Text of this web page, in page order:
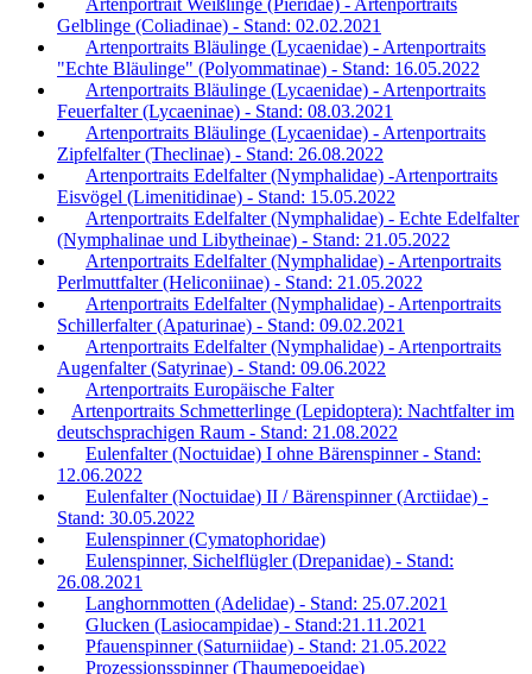
Gelblinge (Coliadinae) - Stand: 02.02.2021
Artenportraits Bläulinge (Lycaenidae) - Artenportraits
"Echte Bläulinge" (Polyommatinae) - Stand: 16.05.2022
Artenportraits Bläulinge (Lycaenidae) - Artenportraits
Feuerfalter (Lycaeninae) - Stand: 08.03.2021
Artenportraits Bläulinge (Lycaenidae) - Artenportraits
Zipfelfalter (Theclinae) - Stand: 26.08.2022
Artenportraits Edelfalter (Nymphalidae) -Artenportraits
Eisvögel (Limenitidinae) - Stand: 15.05.2022
Artenportraits Edelfalter (Nymphalidae) - Echte Edelfalter
(Nymphalinae und Libytheinae) - Stand: 21.05.2022
Artenportraits Edelfalter (Nymphalidae) - Artenportraits
Perlmuttfalter (Heliconiinae) - Stand: 21.05.2022
Artenportraits Edelfalter (Nymphalidae) - Artenportraits
Schillerfalter (Apaturinae) - Stand: 09.02.2021
Artenportraits Edelfalter (Nymphalidae) - Artenportraits
Augenfalter (Satyrinae) - Stand: 09.06.2022
Artenportraits Europäische Falter
Artenportraits Schmetterlinge (Lepidoptera): Nachtfalter im
deutschsprachigen Raum - Stand: 21.08.2022
Eulenfalter (Noctuidae) I ohne Bärenspinner - Stand:
12.06.2022
Eulenfalter (Noctuidae) II / Bärenspinner (Arctiidae) -
Stand: 30.05.2022
Eulenspinner (Cymatophoridae)
Eulenspinner, Sichelflügler (Drepanidae) - Stand:
26.08.2021
Langhornmotten (Adelidae) - Stand: 25.07.2021
Glucken (Lasiocampidae) - Stand:21.11.2021
Pfauenspinner (Saturniidae) - Stand: 21.05.2022
Prozessionsspinner (Thaumepoeidae)